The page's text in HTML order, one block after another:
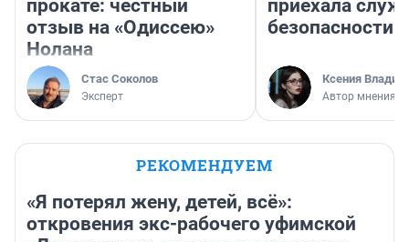
прокате: честный
отзыв на «Одиссею»
Нолана
Стас Соколов
Эксперт
приехала
безопасности
Ксения
Автор мнения
РЕКОМЕНДУЕМ
«Я потерял жену, детей, всё»:
откровения экс-рабочего уфимской